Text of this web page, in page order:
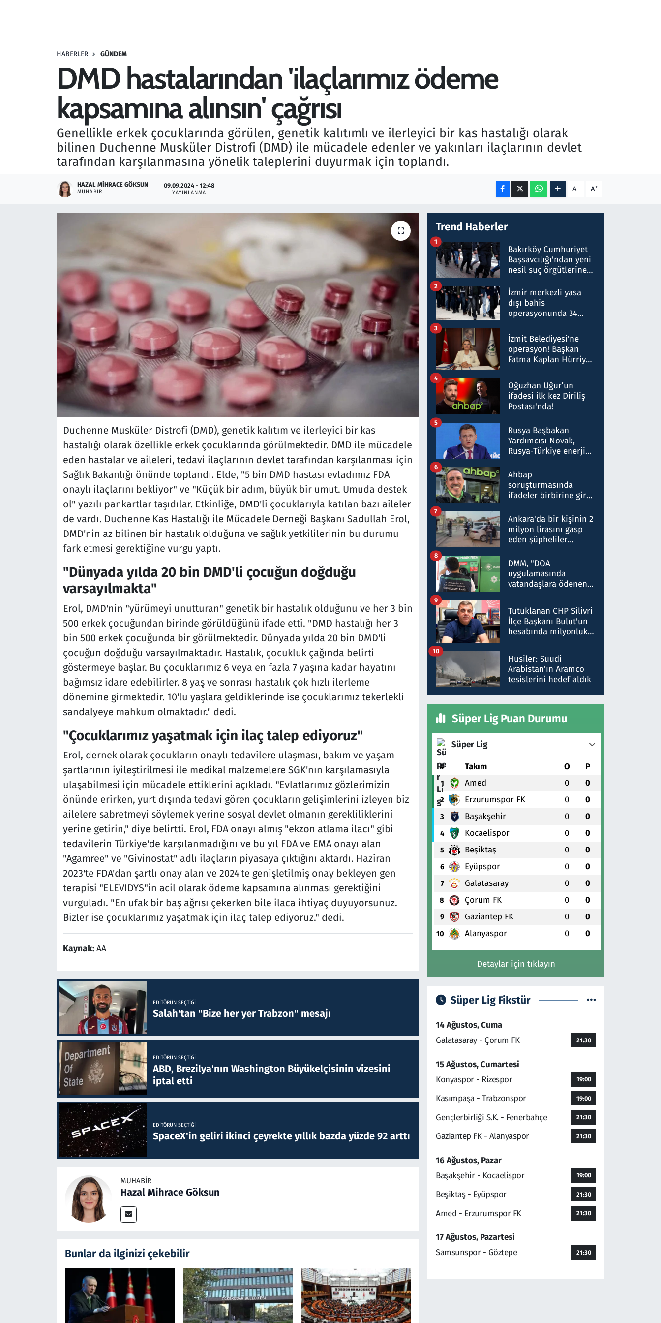
HABERLER GÜNDEM
DMD hastalarından 'ilaçlarımız ödeme
kapsamına alınsın' çağrısı
Genellikle erkek çocuklarında görülen, genetik kalıtımlı ve ilerleyici bir kas hastalığı olarak
bilinen Duchenne Musküler Distrofi (DMD) ile mücadele edenler ve yakınları ilaçlarının devlet
tarafından karşılanmasına yönelik taleplerini duyurmak için toplandı.
HAZAL MIHRACE GÖKSUN
MUHABIR
09.09.2024 - 12:48
YAYINLANMA A- A+
Duchenne Musküler Distrofi (DMD), genetik kalıtım ve ilerleyici bir kas
hastalığı olarak özellikle erkek çocuklarında görülmektedir. DMD ile mücadele
eden hastalar ve aileleri, tedavi ilaçlarının devlet tarafından karşılanması için
Sağlık Bakanlığı önünde toplandı. Elde, "5 bin DMD hastası evladımız FDA
onaylı ilaçlarını bekliyor" ve "Küçük bir adım, büyük bir umut. Umuda destek
ol" yazılı pankartlar taşıdılar. Etkinliğe, DMD'li çocuklarıyla katılan bazı aileler
de vardı. Duchenne Kas Hastalığı ile Mücadele Derneği Başkanı Sadullah Erol,
DMD'nin az bilinen bir hastalık olduğuna ve sağlık yetkililerinin bu durumu
fark etmesi gerektiğine vurgu yaptı.
"Dünyada yılda 20 bin DMD'li çocuğun doğduğu
varsayılmakta"
Erol, DMD'nin "yürümeyi unutturan" genetik bir hastalık olduğunu ve her 3 bin
500 erkek çocuğundan birinde görüldüğünü ifade etti. "DMD hastalığı her 3
bin 500 erkek çocuğunda bir görülmektedir. Dünyada yılda 20 bin DMD'li
çocuğun doğduğu varsayılmaktadır. Hastalık, çocukluk çağında belirti
göstermeye başlar. Bu çocuklarımız 6 veya en fazla 7 yaşına kadar hayatını
bağımsız idare edebilirler. 8 yaş ve sonrası hastalık çok hızlı ilerleme
dönemine girmektedir. 10'lu yaşlara geldiklerinde ise çocuklarımız tekerlekli
sandalyeye mahkum olmaktadır." dedi.
"Çocuklarımız yaşatmak için ilaç talep ediyoruz"
Erol, dernek olarak çocukların onaylı tedavilere ulaşması, bakım ve yaşam
şartlarının iyileştirilmesi ile medikal malzemelere SGK'nın karşılamasıyla
ulaşabilmesi için mücadele ettiklerini açıkladı. "Evlatlarımız gözlerimizin
önünde erirken, yurt dışında tedavi gören çocukların gelişimlerini izleyen biz
ailelere sabretmeyi söylemek yerine sosyal devlet olmanın gerekliliklerini
yerine getirin," diye belirtti. Erol, FDA onayı almış "ekzon atlama ilacı" gibi
tedavilerin Türkiye'de karşılanmadığını ve bu yıl FDA ve EMA onayı alan
"Agamree" ve "Givinostat" adlı ilaçların piyasaya çıktığını aktardı. Haziran
2023'te FDA'dan şartlı onay alan ve 2024'te genişletilmiş onay bekleyen gen
terapisi "ELEVIDYS"in acil olarak ödeme kapsamına alınması gerektiğini
vurguladı. "En ufak bir baş ağrısı çekerken bile ilaca ihtiyaç duyuyorsunuz.
Bizler ise çocuklarımız yaşatmak için ilaç talep ediyoruz." dedi.
Kaynak:AA
EDITÖRÜN SEÇTIĞI
Salah'tan "Bize her yer Trabzon" mesajı
EDITÖRÜN SEÇTIĞI
ABD, Brezilya'nın Washington Büyükelçisinin vizesini
iptal etti
EDITÖRÜN SEÇTIĞI
SpaceX'in geliri ikinci çeyrekte yıllık bazda yüzde 92 arttı
MUHABIR
Hazal Mihrace Göksun
Bunlar da ilginizi çekebilir
Trend Haberler
Bakırköy Cumhuriyet
Başsavcılığı'ndan yeni
nesil suç örgütlerine
hakkında gözaltı kararı
1
İzmir merkezli yasa
dışı bahis
operasyonunda 34
Milyar liralık para
trafiği tespit edildi
2
İzmit Belediyesi'ne
operasyon! Başkan
Fatma Kaplan Hürriyet
3
Oğuzhan Uğur’un
ifadesi ilk kez Diriliş
Postası'nda!
4
Rusya Başbakan
Yardımcısı Novak,
Rusya-Türkiye enerji
nitelikte olduğunu
belirtti
5
Ahbap
soruşturmasında
ifadeler birbirine girdi:
ifadelerinden ortaya
çıkan tablo şok etti
6
Ankara'da bir kişinin 2
milyon lirasını gasp
eden şüpheliler
7
DMM, "DOA
uygulamasında
vatandaşlara ödenen
düşürüldüğü" iddiasını
yalanladı
8
Tutuklanan CHP Silivri
İlçe Başkanı Bulut'un
hesabında milyonluk
talimat verdi, ben
gönderdim
9
Husiler: Suudi
Arabistan'ın Aramco
tesislerini hedef aldık
10
Süper Lig Puan Durumu
Süper Lig
# Takım O P
1 Amed 0 0
2 Erzurumspor FK 0 0
3 Başakşehir 0 0
4 Kocaelispor 0 0
5 Beşiktaş 0 0
6 Eyüpspor 0 0
7 Galatasaray 0 0
8 Çorum FK 0 0
9 Gaziantep FK 0 0
10 Alanyaspor 0 0
Detaylar için tıklayın
Süper Lig Fikstür
14 Ağustos, Cuma
Galatasaray - Çorum FK
21:30
15 Ağustos, Cumartesi
Konyaspor - Rizespor
19:00
Kasımpaşa - Trabzonspor 19:00
Gençlerbirliği S.K. - Fenerbahçe 21:30
Gaziantep FK - Alanyaspor 21:30
16 Ağustos, Pazar
Başakşehir - Kocaelispor
19:00
Beşiktaş - Eyüpspor 21:30
Amed - Erzurumspor FK 21:30
17 Ağustos, Pazartesi
Samsunspor - Göztepe
21:30
Savunma Sanayi
Televizyon